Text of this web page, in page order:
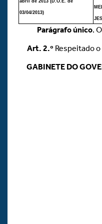
abril de 2013 (D.O.E. de
03/04/2013)
Parágrafo único.
Art. 2.º Respeitado
GABINETE DO